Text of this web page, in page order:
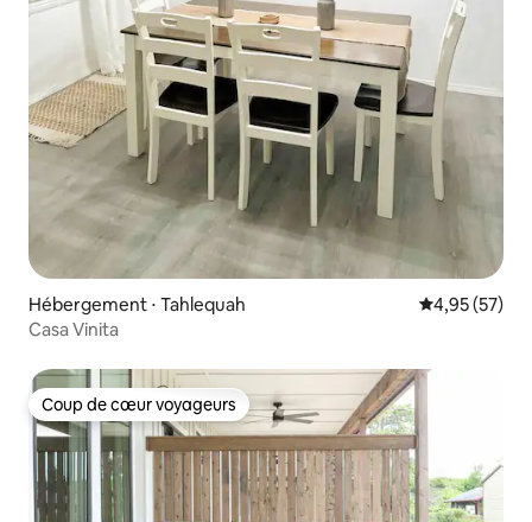
Hébergement ⋅ Tahlequah Évaluation
4,95 (57)
Casa Vinita
Coup de cœur voyageurs
Coup de cœur voyageurs